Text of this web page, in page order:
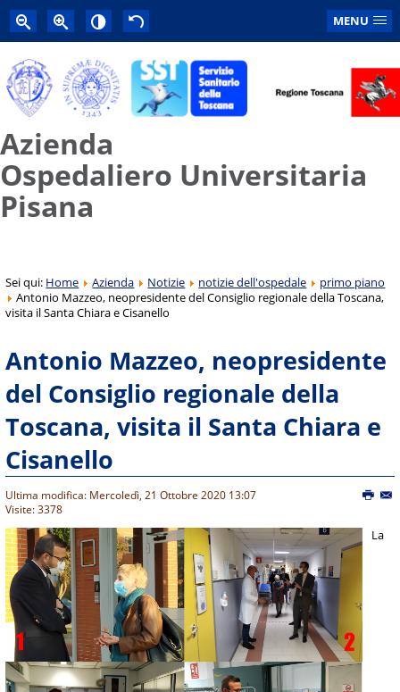
MENU
Azienda
Ospedaliero Universitaria
Pisana
Sei qui: Home Azienda Notizie notizie dell'ospedale
primo piano
Antonio Mazzeo, neopresidente del Consiglio regionale della Toscana,
visita il Santa Chiara e Cisanello
Antonio Mazzeo, neopresidente
del Consiglio regionale della
Toscana, visita il Santa Chiara e
Cisanello
Ultima modifica: Mercoledì, 21 Ottobre 2020 13:07
Visite: 3378
La